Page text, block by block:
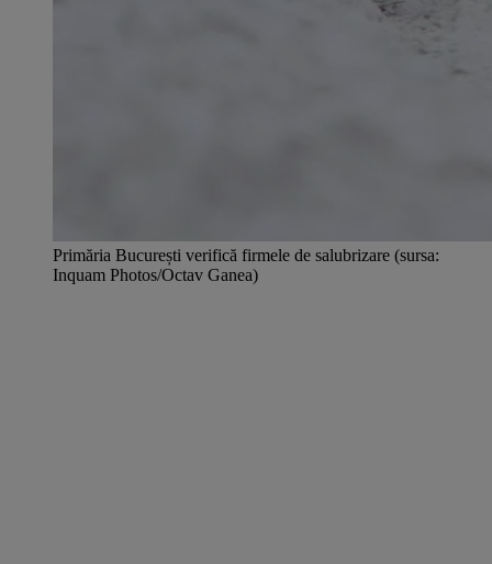
Primăria București verifică firmele de salubrizare (sursa:
Inquam Photos/Octav Ganea)